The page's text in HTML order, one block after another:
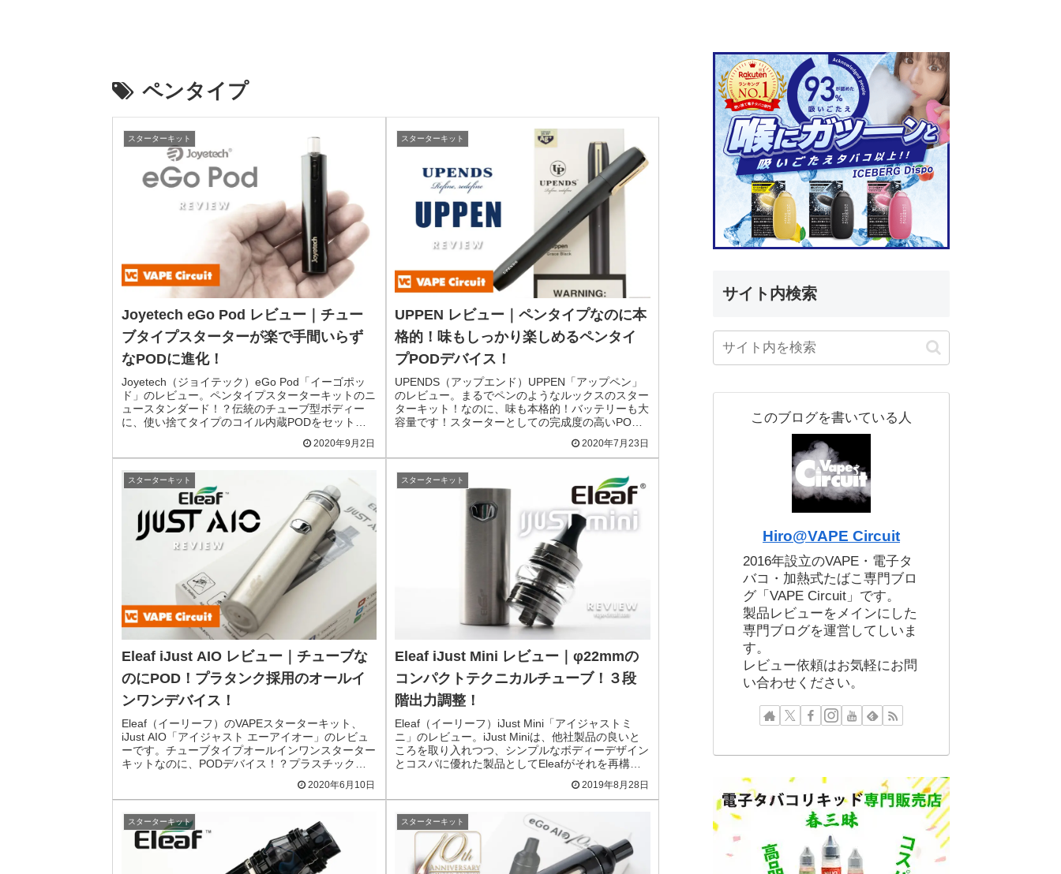
ペンタイプ
スターターキット
Joyetech eGo Pod レビュー｜チュー
ブタイプスターターが楽で手間いらず
なPODに進化！
Joyetech（ジョイテック）eGo Pod「イーゴポッ
ド」のレビュー。ペンタイプスターターキットのニ
ュースタンダード！？伝統のチューブ型ボディー
に、使い捨てタイプのコイル内蔵PODをセット！
便利で手間いらず！楽に使えるPODデバイス。
2020年9月2日
スターターキット
UPPEN レビュー｜ペンタイプなのに本
格的！味もしっかり楽しめるペンタイ
プPODデバイス！
UPENDS（アップエンド）UPPEN「アップペン」
のレビュー。まるでペンのようなルックスのスター
ターキット！なのに、味も本格的！バッテリーも大
容量です！スターターとしての完成度の高いPOD
2020年7月23日
スターターキット
Eleaf iJust AIO レビュー｜チューブな
のにPOD！プラタンク採用のオールイ
ンワンデバイス！
Eleaf（イーリーフ）のVAPEスターターキット、
iJust AIO「アイジャスト エーアイオー」のレビュ
ーです。チューブタイプオールインワンスターター
キットなのに、PODデバイス！？プラスチックア
トマイザーのペンタイプデバイスです。
2020年6月10日
スターターキット
Eleaf iJust Mini レビュー｜φ22mmの
コンパクトテクニカルチューブ！３段
階出力調整！
Eleaf（イーリーフ）iJust Mini「アイジャストミ
ニ」のレビュー。iJust Miniは、他社製品の良いと
ころを取り入れつつ、シンプルなボディーデザイン
とコスパに優れた製品としてEleafがそれを再構築
2019年8月28日
スターターキット スターターキット
サイト内検索
このブログを書いている人
Hiro@VAPE Circuit
2016年設立のVAPE・電子タ
バコ・加熱式たばこ専門ブロ
グ「VAPE Circuit」です。
製品レビューをメインにした
専門ブログを運営してしいま
す。
レビュー依頼はお気軽にお問
い合わせください。